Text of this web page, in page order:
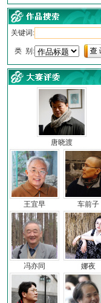
关键词:
类 别:
唐晓渡
王宜早 车前子
冯亦同 娜夜